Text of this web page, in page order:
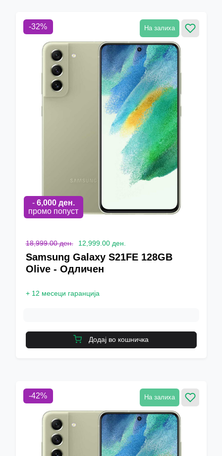
-32% На залиха
- 6,000ден.
промо попуст
18,999.00 ден. 12,999.00 ден.
Samsung Galaxy S21FE 128GB
Olive - Одличен
+ 12 месеци гаранција
Додај во кошничка
-42% На залиха